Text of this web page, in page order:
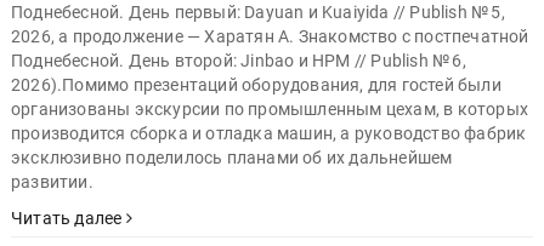
Поднебесной. День первый: Dayuan и Kuaiyida // Publish № 5,
2026, а продолжение — Харатян А. Знакомство с постпечатной
Поднебесной. День второй: Jinbao и HPM // Publish № 6,
2026).Помимо презентаций оборудования, для гостей были
организованы экскурсии по промышленным цехам, в которых
производится сборка и отладка машин, а руководство фабрик
эксклюзивно поделилось планами об их дальнейшем
развитии.
Читать далее